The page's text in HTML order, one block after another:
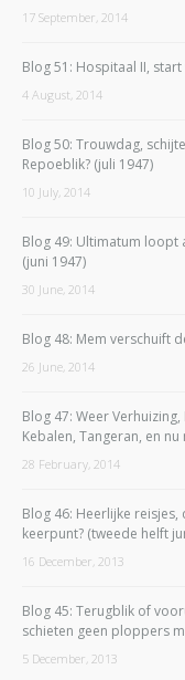
17 September, 2014
Blog 51: Hospitaal II,
4 August, 2014
Blog 50: Trouwdag,
Repoeblik? (juli 1947)
10 July, 2014
Blog 49: Ultimatum loopt
(juni 1947)
30 June, 2014
Blog 48: Mem verschuift
26 June, 2014
Blog 47: Weer
Kebalen, Tangeran, en
28 February, 2014
Blog 46: Heerlijke
keerpunt? (tweede helft
16 December, 2013
Blog 45: Terugblik of
schieten geen ploppers
5 December, 2013